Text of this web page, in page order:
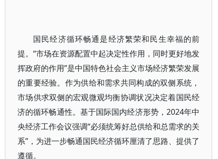
国民经济循环畅通是经济繁荣和民生幸福的前
提。“市场在资源配置中起决定性作用，同时更好地发
挥政府的作用”是中国特色社会主义市场经济繁荣发展
的重要经验。作为供给和需求共同构成的双侧系统，
市场供求双侧的宏观微观均衡协调状况决定着国民经
济的循环畅通性。基于国际国内经济形势，2024年中
央经济工作会议强调“必须统筹好总供给和总需求的关
系”，为进一步畅通国民经济循环厘清了思路、提供了
遵循。